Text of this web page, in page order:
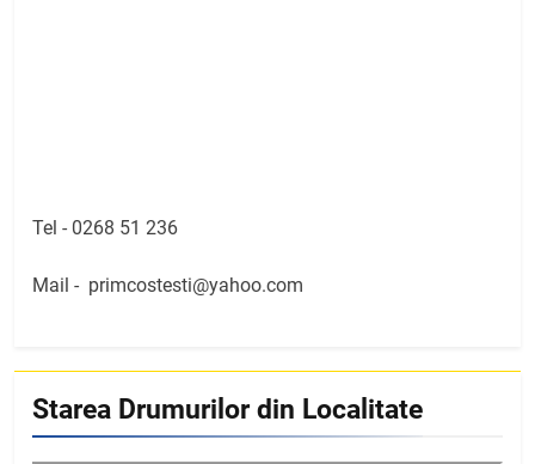
Tel - 0268 51 236
Mail - primcostesti@yahoo.com
Starea Drumurilor din Localitate